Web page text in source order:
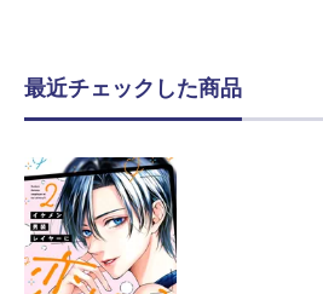
最近チェックした商品